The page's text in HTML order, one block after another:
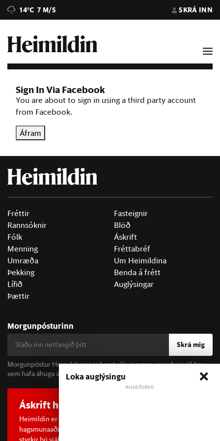
14°C 7 M/S SKRÁ INN
Sign In Via Facebook
You are about to sign in using a third party account
from Facebook.
Áfram
Fréttir
Rannsóknir
Fólk
Menning
Umræða
Þekking
Lífið
Þættir
Fasteignir
Blöð
Áskrift
Fréttabréf
Um Heimildina
Benda á frétt
Auglýsingar
Morgunpósturinn
Skrá mig
Morgunpóstur Heimildarinnar berst alla morgna og er fyrir öll þau
sem hafa áhuga á fréttum og þjóðfélagsumræðu.
Áskrift hefur áhrif
Heimildin er í dreifðu eignarhaldi og óháð
hagsmunaaðilum. Með því að kaupa áskrift að Heimildinni
Loka auglýsingu